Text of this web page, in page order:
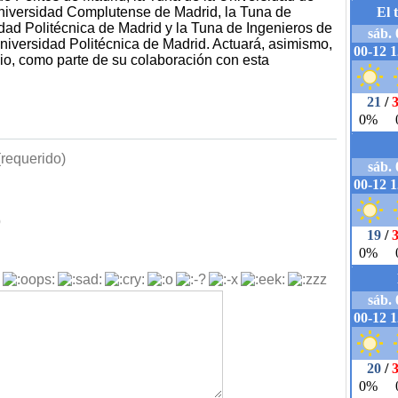
Complutense de Madrid, la Tuna de
Politécnica de Madrid y la Tuna de Ingenieros de
Politécnica de Madrid. Actuará, asimismo,
como parte de su colaboración con esta